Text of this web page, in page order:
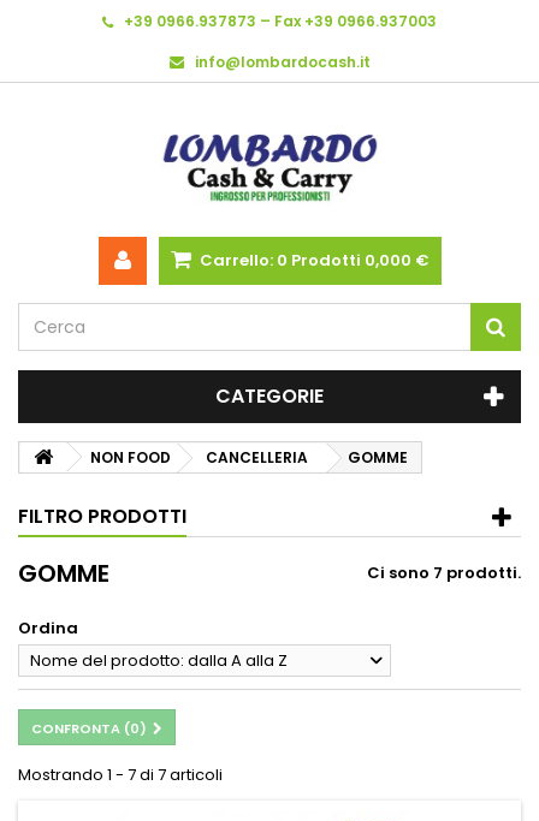
+39 0966.937873 – Fax +39 0966.937003
info@lombardocash.it
Carrello: 0 Prodotti 0,000 €
CATEGORIE
NON FOOD CANCELLERIA GOMME
FILTRO PRODOTTI
GOMME Ci sono 7 prodotti.
Ordina
Nome del prodotto: dalla A alla Z
CONFRONTA (0)
Mostrando 1 - 7 di 7 articoli